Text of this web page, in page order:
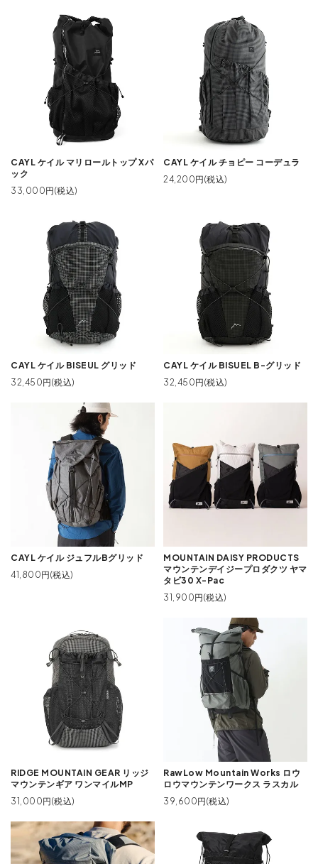
CAYL ケイル マリロールトップ Xパ
ック
33,000円(税込)
CAYL ケイル チョピー コーデュラ
24,200円(税込)
CAYL ケイル BISEUL グリッド
32,450円(税込)
CAYL ケイル BISUEL B-グリッド
32,450円(税込)
CAYL ケイル ジュフルBグリッド
41,800円(税込)
MOUNTAIN DAISY PRODUCTS
マウンテンデイジープロダクツ ヤマ
タビ30 X-Pac
31,900円(税込)
RIDGE MOUNTAIN GEAR リッジ
マウンテンギア ワンマイルMP
31,000円(税込)
RawLow Mountain Works ロウ
ロウマウンテンワークス ラスカル
39,600円(税込)